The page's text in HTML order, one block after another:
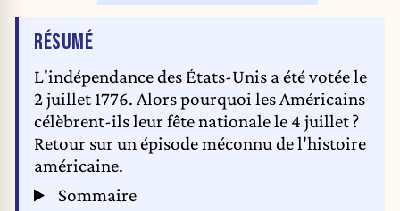
RÉSUMÉDE L'ARTICLE
L'indépendance des États-Unis a été votée le
2 juillet 1776. Alors pourquoi les Américains
célèbrent-ils leur fête nationale le 4 juillet ?
Retour sur un épisode méconnu de l'histoire
américaine.
Sommaire